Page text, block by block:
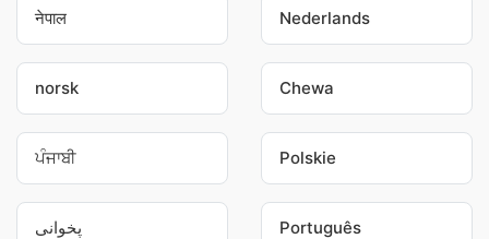
नेपाल Nederlands
norsk Chewa
ਪੰਜਾਬੀ Polskie
پخوانی Português